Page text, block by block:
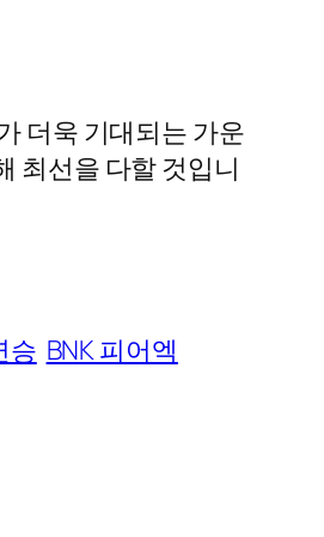
더욱 기대되는 가운
최선을 다할 것입니
승 BNK 피어엑